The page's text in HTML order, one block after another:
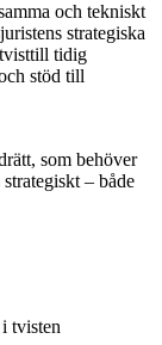
och tekniskt
strategiska
tidig
stöd till
som behöver
– både
tvisten